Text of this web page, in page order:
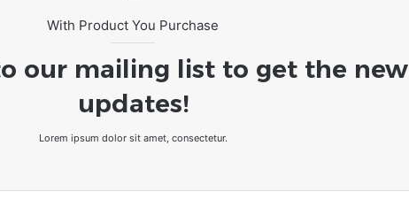
With Product You Purchase
our mailing list to get the new
updates!
Lorem ipsum dolor sit amet, consectetur.